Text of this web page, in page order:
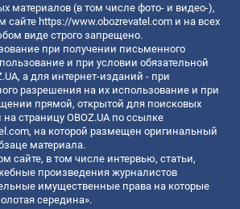
материалов (в том числе фото- и видео-),
сайте https://www.obozrevatel.com и на всех
виде строго запрещено.
при получении письменного
и при условии обязательной
а для интернет-изданий - при
разрешения на их использование и при
прямой, открытой для поисковых
страницу OBOZ.UA по ссылке
, на которой размещен оригинальный
материала.
сайте, в том числе интервью, статьи,
произведения журналистов
имущественные права на которые
середина».